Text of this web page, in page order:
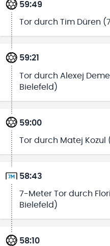
59:49
Tor durch Tim Düren
59:21
Tor durch Alexej
Bielefeld)
59:00
Tor durch Matej Kozul
58:43
7-Meter Tor durch
Bielefeld)
58:10